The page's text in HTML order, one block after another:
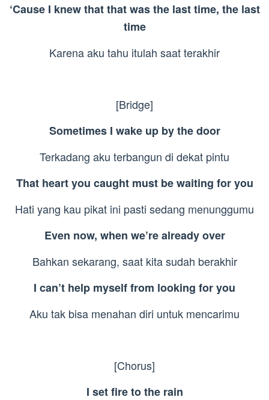
‘Cause I knew that that was the last time, the last
time
Karena aku tahu itulah saat terakhir
[Bridge]
Sometimes I wake up by the door
Terkadang aku terbangun di dekat pintu
That heart you caught must be waiting for you
Hati yang kau pikat ini pasti sedang menunggumu
Even now, when we’re already over
Bahkan sekarang, saat kita sudah berakhir
I can’t help myself from looking for you
Aku tak bisa menahan diri untuk mencarimu
[Chorus]
I set fire to the rain